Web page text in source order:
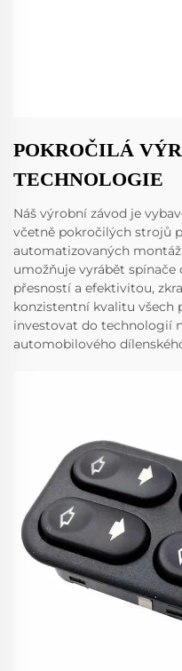
POKROČILÁ
TECHNOLOGIE
Náš výrobní závod je
včetně pokročilých strojů
automatizovaných
umožňuje vyrábět
přesností a efektivitou,
konzistentní kvalitu všech
investovat do technologií
automobilového